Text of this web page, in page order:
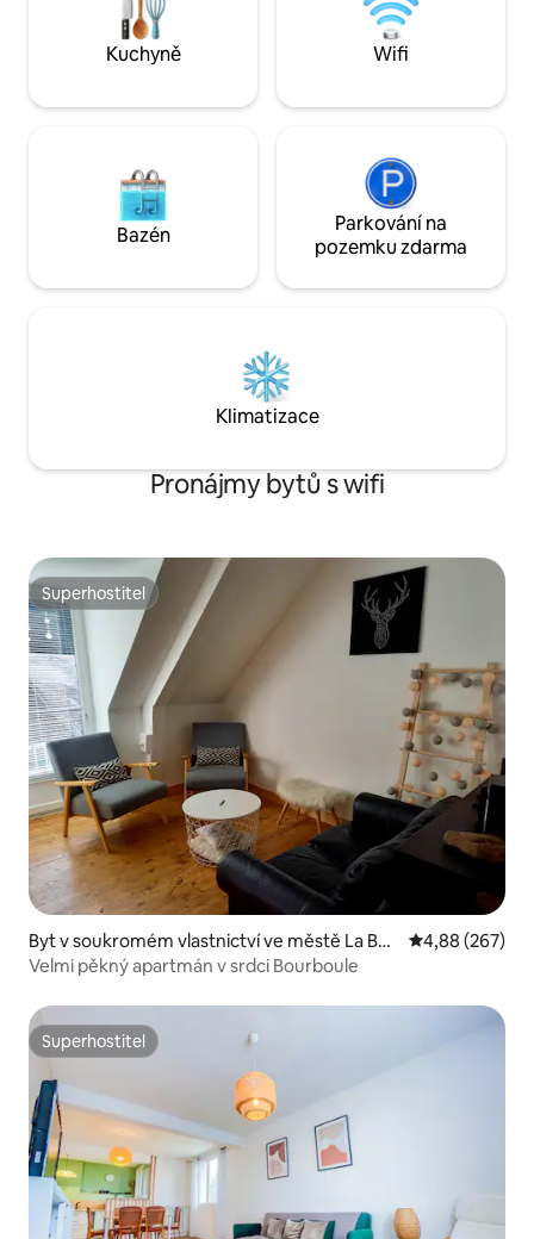
Autoroute A89,
Kuchyně Wifi
Bazén
Parkování na
pozemku zdarma
Klimatizace
Pronájmy bytů s wifi
Superhostitel
Superhostitel
Byt v soukromém vlastnictví ve městě La Bou
rboule
Průměrné
4,88 (267)
Velmi pěkný apartmán v srdci Bourboule
Superhostitel
Superhostitel